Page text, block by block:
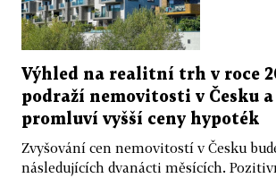
Výhled na realitní trh v roce
podraží nemovitosti v Česku
promluví vyšší ceny hypoték
Zvyšování cen nemovitostí v Česku
následujících dvanácti měsících.